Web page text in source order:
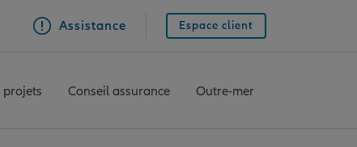
Assistance Espace client
projets Conseil assurance Outre-mer